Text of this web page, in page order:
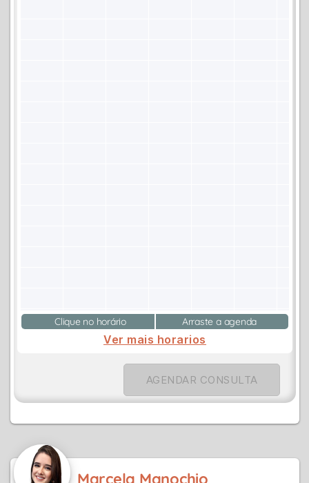
Clique no horário Arraste a agenda
Ver mais horarios
AGENDAR CONSULTA
Marcela Manochio